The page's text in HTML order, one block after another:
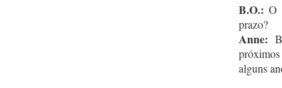
B.O.: O
prazo?
Anne:
próximos
alguns